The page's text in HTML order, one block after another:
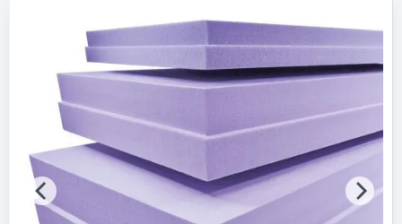
JACKON Insulation by BEWI
Nachhaltigkeit
Nachhaltigkeitsinfo vorhanden
Umweltdeklarationen (EPDs)
Merkmale / Eigenschaften
Bitte auswählen